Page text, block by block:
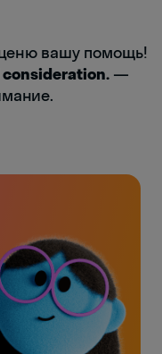
вашу помощь!
—